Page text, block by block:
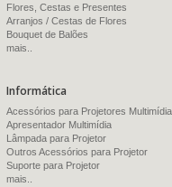
Flores, Cestas e Presentes
Arranjos / Cestas de Flores
Bouquet de Balões
mais..
Informática
Acessórios para Projetores Multimídia
Apresentador Multimídia
Lâmpada para Projetor
Outros Acessórios para Projetor
Suporte para Projetor
mais..